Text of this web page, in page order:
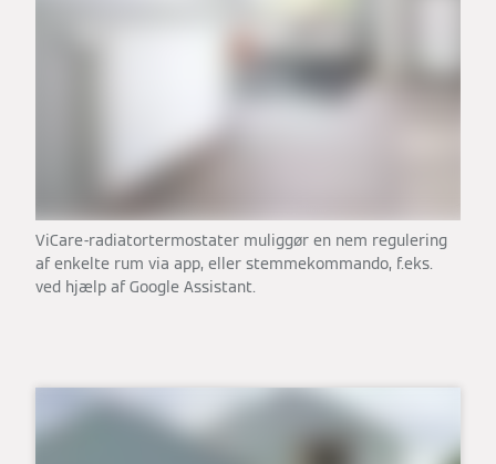
ViCare-radiatortermostater muliggør en nem regulering
af enkelte rum via app, eller stemmekommando, f.eks.
ved hjælp af Google Assistant.